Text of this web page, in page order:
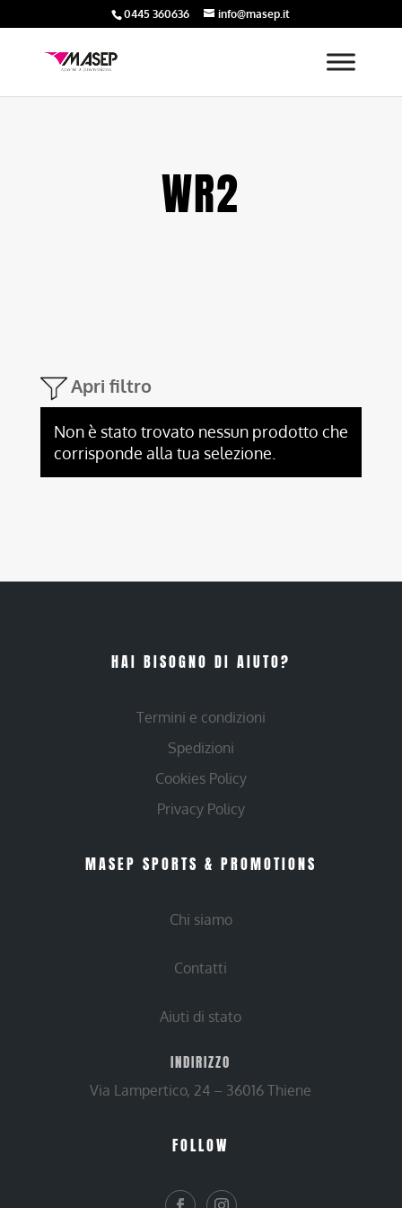
0445 360636 info@masep.it
WR2
Apri filtro
Non è stato trovato nessun prodotto che
corrisponde alla tua selezione.
HAI BISOGNO DI AIUTO?
Termini e condizioni
Spedizioni
Cookies Policy
Privacy Policy
MASEP SPORTS & PROMOTIONS
Chi siamo
Contatti
Aiuti di stato
INDIRIZZO
Via Lampertico, 24 – 36016 Thiene
FOLLOW